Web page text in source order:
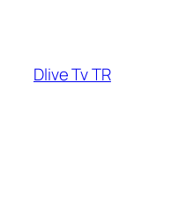
Dlive Tv TR